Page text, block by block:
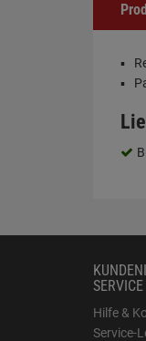
SERVICE
Hilfe &
Service-